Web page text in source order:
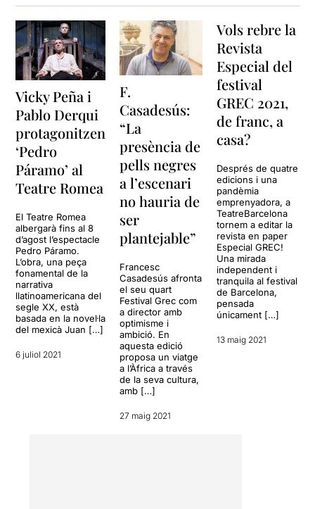
Vicky Peña i
Pablo Derqui
protagonitzen
‘Pedro
Páramo’ al
Teatre Romea
El Teatre Romea
albergarà fins al 8
d’agost l’espectacle
Pedro Páramo.
L’obra, una peça
fonamental de la
narrativa
llatinoamericana del
segle XX, està
basada en la novel·la
del mexicà Juan […]
6 juliol 2021
F.
Casadesús:
“La
presència de
pells negres
a l’escenari
no hauria de
ser
plantejable”
Francesc
Casadesús afronta
el seu quart
Festival Grec com
a director amb
optimisme i
ambició. En
aquesta edició
proposa un viatge
a l’Àfrica a través
de la seva cultura,
amb […]
27 maig 2021
Vols rebre la
Revista
Especial del
festival
GREC 2021,
de franc, a
casa?
Després de quatre
edicions i una
pandèmia
emprenyadora, a
TeatreBarcelona
tornem a editar la
revista en paper
Especial GREC!
Una mirada
independent i
tranquila al festival
de Barcelona,
pensada
únicament […]
13 maig 2021